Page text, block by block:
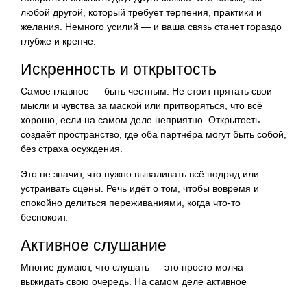
любой другой, который требует терпения, практики и
желания. Немного усилий — и ваша связь станет гораздо
глубже и крепче.
Искренность и открытость
Самое главное — быть честным. Не стоит прятать свои
мысли и чувства за маской или притворяться, что всё
хорошо, если на самом деле неприятно. Открытость
создаёт пространство, где оба партнёра могут быть собой,
без страха осуждения.
Это не значит, что нужно вываливать всё подряд или
устраивать сцены. Речь идёт о том, чтобы вовремя и
спокойно делиться переживаниями, когда что-то
беспокоит.
Активное слушание
Многие думают, что слушать — это просто молча
выжидать свою очередь. На самом деле активное